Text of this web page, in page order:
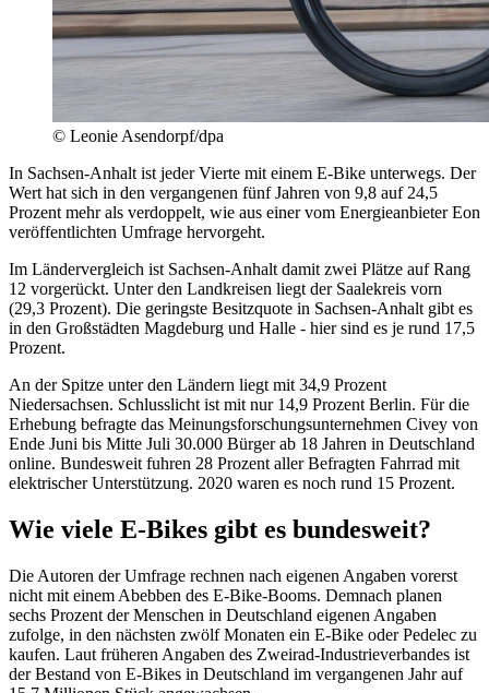
© Leonie Asendorpf/dpa
In Sachsen-Anhalt ist jeder Vierte mit einem E-Bike unterwegs. Der
Wert hat sich in den vergangenen fünf Jahren von 9,8 auf 24,5
Prozent mehr als verdoppelt, wie aus einer vom Energieanbieter Eon
veröffentlichten Umfrage hervorgeht.
Im Ländervergleich ist Sachsen-Anhalt damit zwei Plätze auf Rang
12 vorgerückt. Unter den Landkreisen liegt der Saalekreis vorn
(29,3 Prozent). Die geringste Besitzquote in Sachsen-Anhalt gibt es
in den Großstädten Magdeburg und Halle - hier sind es je rund 17,5
Prozent.
An der Spitze unter den Ländern liegt mit 34,9 Prozent
Niedersachsen. Schlusslicht ist mit nur 14,9 Prozent Berlin. Für die
Erhebung befragte das Meinungsforschungsunternehmen Civey von
Ende Juni bis Mitte Juli 30.000 Bürger ab 18 Jahren in Deutschland
online. Bundesweit fuhren 28 Prozent aller Befragten Fahrrad mit
elektrischer Unterstützung. 2020 waren es noch rund 15 Prozent.
Wie viele E-Bikes gibt es bundesweit?
Die Autoren der Umfrage rechnen nach eigenen Angaben vorerst
nicht mit einem Abebben des E-Bike-Booms. Demnach planen
sechs Prozent der Menschen in Deutschland eigenen Angaben
zufolge, in den nächsten zwölf Monaten ein E-Bike oder Pedelec zu
kaufen. Laut früheren Angaben des Zweirad-Industrieverbandes ist
der Bestand von E-Bikes in Deutschland im vergangenen Jahr auf